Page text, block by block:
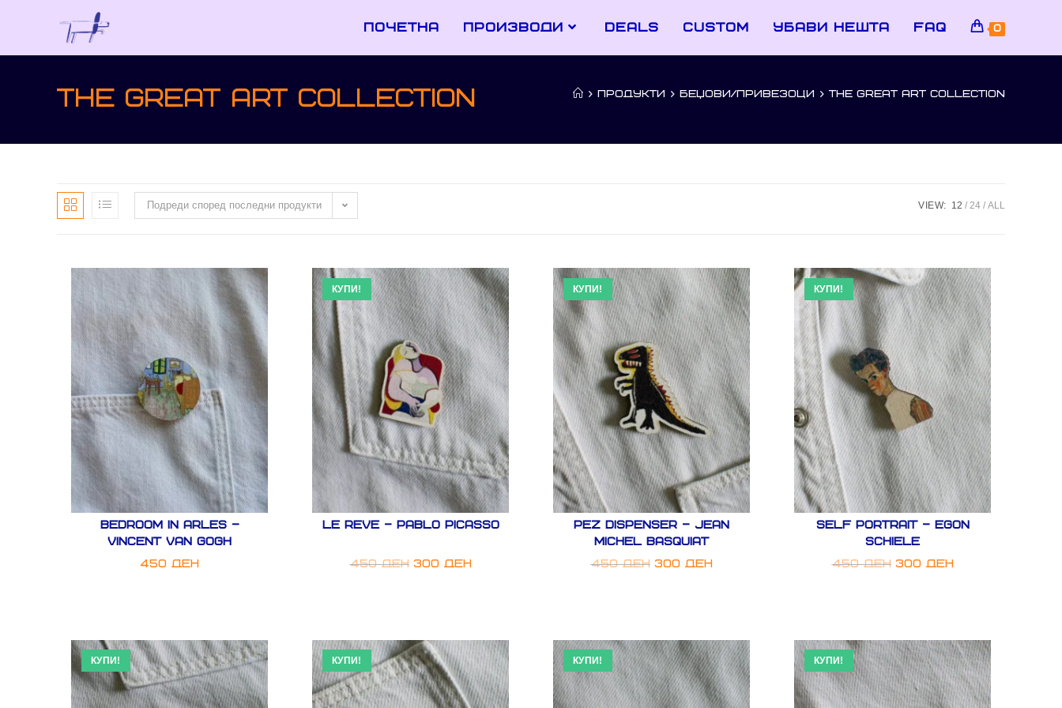
почетна производи deals custom убави нешта faq 0
The great art collection > ПРОДУКТИ > БЕЏОВИ/ПРИВЕЗОЦИ > THE GREAT ART COLLECTION
Подреди според последни продукти VIEW: 12 24 ALL
Bedroom in Arles –
Vincent Van Gogh
450 ден
КУПИ!
LE REVE – PABLO PICASSO
450ден 300 ден
КУПИ!
Pez Dispenser – Jean
Michel Basquiat
450ден 300 ден
КУПИ!
Self Portrait – Egon
Schiele
450ден 300 ден
КУПИ! КУПИ! КУПИ! КУПИ!